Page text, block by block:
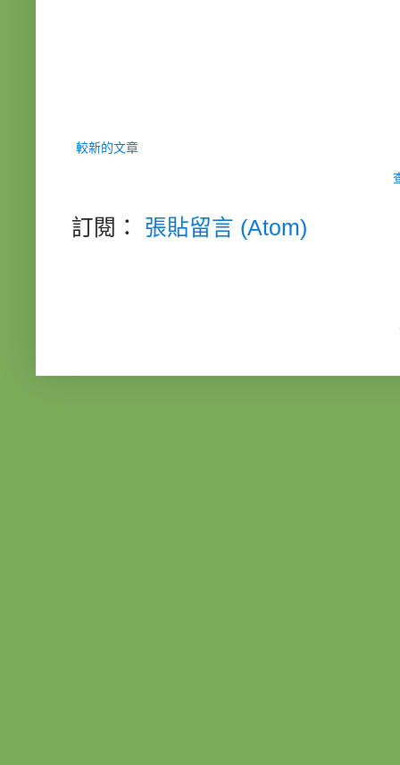
較新的文章
訂閱： 張貼留言 (Atom)